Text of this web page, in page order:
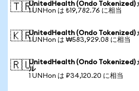
🇹🇷UnitedHealth (Ondo Tokenized)
1 UNHon は ₺19,782.76 に相当
🇰🇷UnitedHealth (Ondo Tokenized)
1 UNHon は ₩583,929.08 に相当
🇷🇺UnitedHealth (Ondo Tokenized)
ル
1 UNHon は ₽34,120.20 に相当